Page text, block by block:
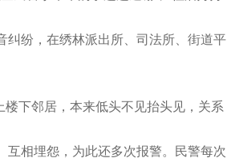
纷，在绣林派出所、司法所、街道平
下邻居，本来低头不见抬头见，关系
相埋怨，为此还多次报警。民警每次